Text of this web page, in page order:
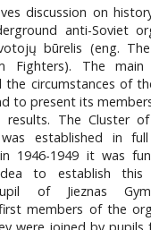
discussion on
anti-Soviet
būrelis (eng.
Fighters). The
the circumstances of
to present its
The Cluster of
was established in
1946-1949 it was
to establish this
of Jieznas
members of the